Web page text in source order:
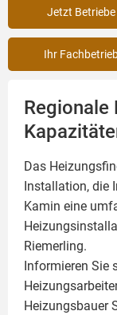
Jetzt Betriebe
Ihr
Regionale
Das
Installation, die
Kamin eine
Riemerling.
Informieren Sie
Heizungsbauer